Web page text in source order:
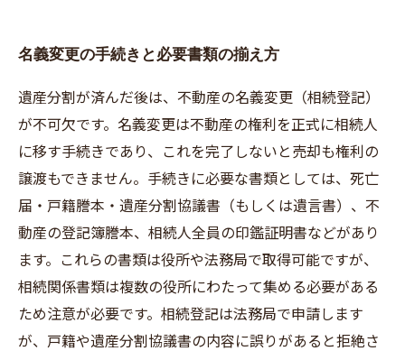
名義変更の手続きと必要書類の揃え方
遺産分割が済んだ後は、不動産の名義変更（相続登記）
が不可欠です。名義変更は不動産の権利を正式に相続人
に移す手続きであり、これを完了しないと売却も権利の
譲渡もできません。手続きに必要な書類としては、死亡
届・戸籍謄本・遺産分割協議書（もしくは遺言書）、不
動産の登記簿謄本、相続人全員の印鑑証明書などがあり
ます。これらの書類は役所や法務局で取得可能ですが、
相続関係書類は複数の役所にわたって集める必要がある
ため注意が必要です。相続登記は法務局で申請します
が、戸籍や遺産分割協議書の内容に誤りがあると拒絶さ